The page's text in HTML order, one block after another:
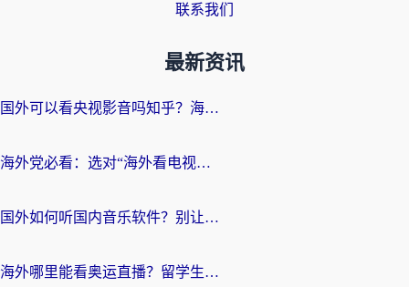
联系我们
最新资讯
国外可以看央视影音吗知乎？海外党亲测有效的回国加速方案
海外党必看：选对“海外看电视剧软件”，再也不用愁国内剧刷不了
国外如何听国内音乐软件？别让地域限制，断了你的中文歌单
海外哪里能看奥运直播？留学生&海外华人必看的体育赛事观赛终极指南